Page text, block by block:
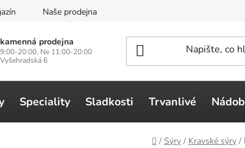
Naše prodejna
prodejna
20:00, Ne 11:00-20:00
6
Speciality Sladkosti Trvanlivé
Domů
/ Sýry / Kravské sýry /